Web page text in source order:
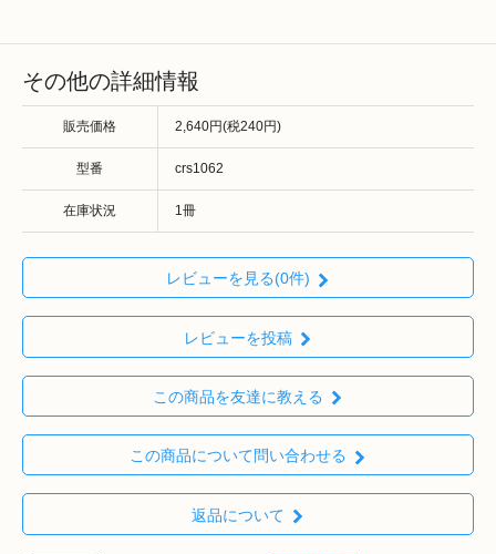
その他の詳細情報
販売価格 2,640円(税240円)
型番 crs1062
在庫状況 1冊
レビューを見る(0件)
レビューを投稿
この商品を友達に教える
この商品について問い合わせる
返品について